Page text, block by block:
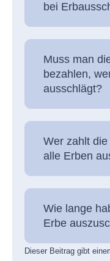
bei
Muss man
bezahlen,
ausschlägt?
Wer zahlt
alle Erben
Wie lange
Erbe
Dieser Beitrag gibt